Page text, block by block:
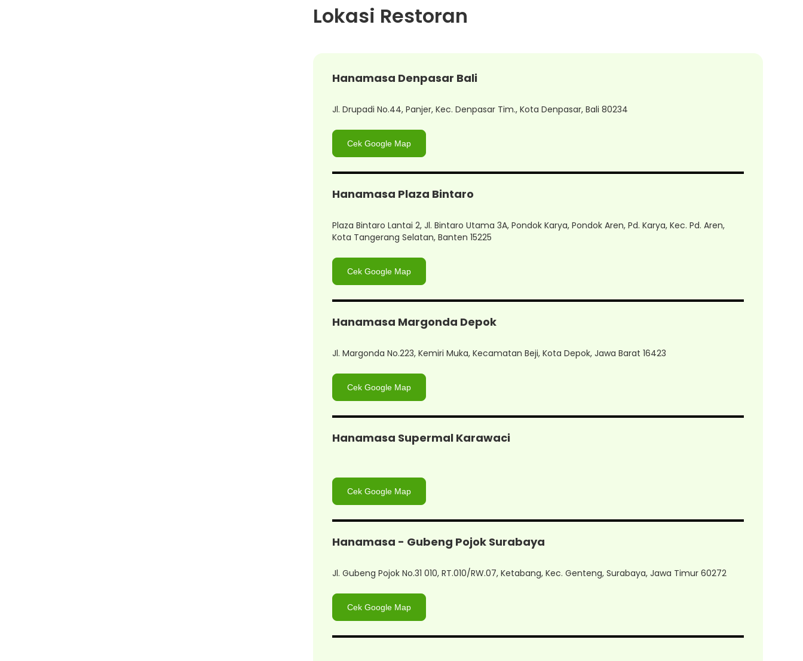
Lokasi Restoran
Hanamasa Denpasar Bali
Jl. Drupadi No.44, Panjer, Kec. Denpasar Tim., Kota Denpasar, Bali 80234
Cek Google Map
Hanamasa Plaza Bintaro
Plaza Bintaro Lantai 2, Jl. Bintaro Utama 3A, Pondok Karya, Pondok Aren, Pd. Karya, Kec. Pd. Aren,
Kota Tangerang Selatan, Banten 15225
Cek Google Map
Hanamasa Margonda Depok
Jl. Margonda No.223, Kemiri Muka, Kecamatan Beji, Kota Depok, Jawa Barat 16423
Cek Google Map
Hanamasa Supermal Karawaci
Cek Google Map
Hanamasa - Gubeng Pojok Surabaya
Jl. Gubeng Pojok No.31 010, RT.010/RW.07, Ketabang, Kec. Genteng, Surabaya, Jawa Timur 60272
Cek Google Map